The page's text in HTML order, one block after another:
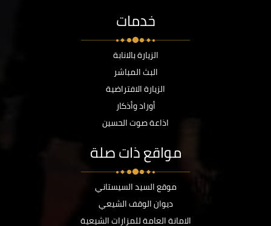
خدمات
الزيارة بالانابة
البث المباشر
الزيارة الافتراضية
أوراد وأذكار
اذاعة صوت الحسين
مواقع ذات صلة
موقع السيد السيستاني
ديوان الوقف الشيعي
الامانة العامة للمزارات الشيعية